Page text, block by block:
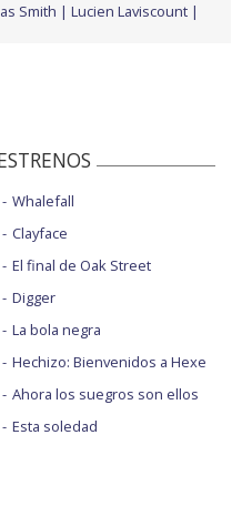
Smith
Lucien Laviscount
Whalefall
Clayface
El final de Oak Street
Digger
La bola negra
Hechizo: Bienvenidos a Hexe
Ahora los suegros son ellos
Esta soledad